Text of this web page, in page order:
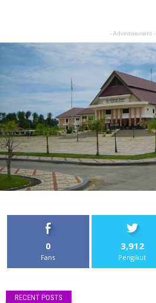
- Advertisement -
0
Fans
3,912
Pengikut
RECENT POSTS